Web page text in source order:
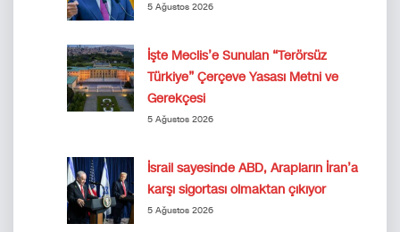
5 Ağustos 2026
İşte Meclis’e Sunulan “Terörsüz
Türkiye” Çerçeve Yasası Metni ve
Gerekçesi
5 Ağustos 2026
İsrail sayesinde ABD, Arapların İran’a
karşı sigortası olmaktan çıkıyor
5 Ağustos 2026